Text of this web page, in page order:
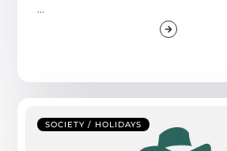
...
SOCIETY / HOLIDAYS